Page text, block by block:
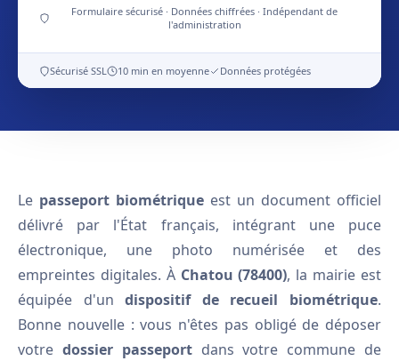
Formulaire sécurisé · Données chiffrées · Indépendant de
l'administration
Sécurisé SSL 10 min en moyenne Données protégées
Le passeport biométrique est un document officiel
délivré par l'État français, intégrant une puce
électronique, une photo numérisée et des
empreintes digitales. À Chatou (78400), la mairie est
équipée d'undispositif de recueil biométrique.
Bonne nouvelle : vous n'êtes pas obligé de déposer
votre dossier passeportdans votre commune de